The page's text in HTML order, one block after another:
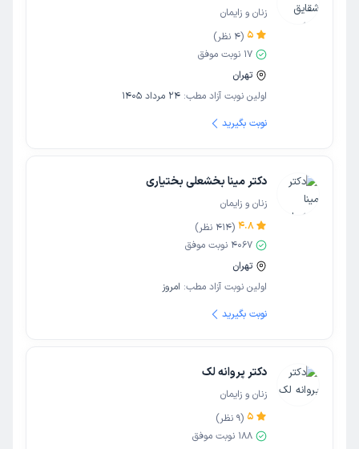
زنان و زایمان
5
(
4 نظر)
17 نوبت موفق
تهران
اولین نوبت آزاد مطب: 24 مرداد 1405
نوبت بگیرید
دکتر مینا بخشعلی بختیاری
زنان و زایمان
4.8
(
414 نظر)
4067 نوبت موفق
تهران
اولین نوبت آزاد مطب: امروز
نوبت بگیرید
دکتر پروانه لک
زنان و زایمان
5
(
9 نظر)
188 نوبت موفق